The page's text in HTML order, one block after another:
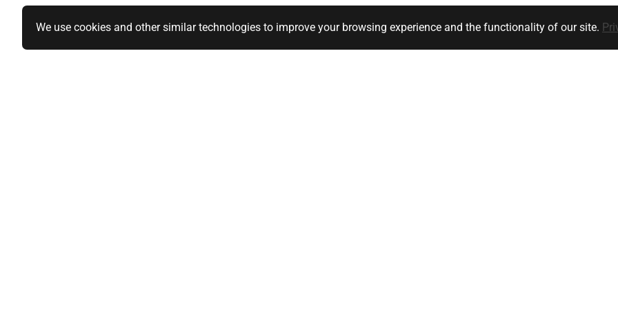
We use cookies and other similar technologies to improve your browsing experience and the functionality of our site.